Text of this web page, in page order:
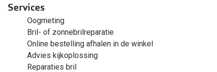
Services
Oogmeting
Bril- of zonnebrilreparatie
Online bestelling afhalen in de winkel
Advies kijkoplossing
Reparaties bril